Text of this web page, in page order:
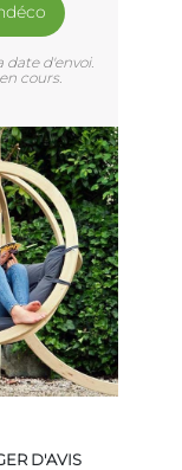
date d'envoi.
cours.
D'AVIS